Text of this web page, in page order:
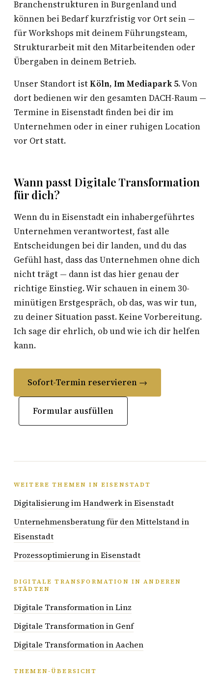
Branchenstrukturen in Burgenland und
können bei Bedarf kurzfristig vor Ort sein —
für Workshops mit deinem Führungsteam,
Strukturarbeit mit den Mitarbeitenden oder
Übergaben in deinem Betrieb.
Unser Standort istKöln, Im Mediapark 5. Von
dort bedienen wir den gesamten DACH-Raum —
Termine in Eisenstadt finden bei dir im
Unternehmen oder in einer ruhigen Location
vor Ort statt.
Wann passt Digitale Transformation
für dich?
Wenn du in Eisenstadt ein inhabergeführtes
Unternehmen verantwortest, fast alle
Entscheidungen bei dir landen, und du das
Gefühl hast, dass das Unternehmen ohne dich
nicht trägt — dann ist das hier genau der
richtige Einstieg. Wir schauen in einem 30-
minütigen Erstgespräch, ob das, was wir tun,
zu deiner Situation passt. Keine Vorbereitung.
Ich sage dir ehrlich, ob und wie ich dir helfen
kann.
Sofort-Termin reservieren →
Formular ausfüllen
WEITERE THEMEN IN EISENSTADT
Digitalisierung im Handwerk in Eisenstadt
Unternehmensberatung für den Mittelstand in
Eisenstadt
Prozessoptimierung in Eisenstadt
DIGITALE TRANSFORMATION IN ANDEREN
STÄDTEN
Digitale Transformation in Linz
Digitale Transformation in Genf
Digitale Transformation in Aachen
THEMEN-ÜBERSICHT